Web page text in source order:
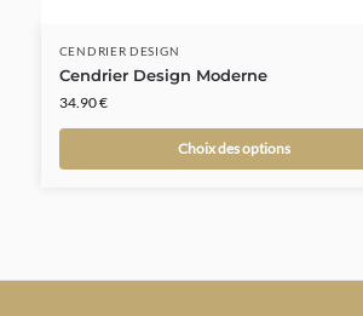
CENDRIER DESIGN
Cendrier Design Moderne
34.90€
Choix des options